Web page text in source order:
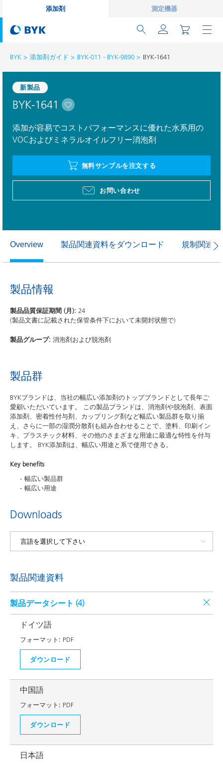
添加剤 測定機器
BYK 添加剤ガイド BYK-011 - BYK-9890 BYK-1641
新製品
BYK-1641
添加が容易でコストパフォーマンスに優れた水系用の
VOCおよびミネラルオイルフリー消泡剤
無料サンプルを注文する
お問い合わせ
Overview 製品関連資料をダウンロード 規制関連
製品情報
製品品質保証期間 (月): 24
(製品文書に記載された保管条件下において未開封状態で)
製品グループ: 消泡剤および脱泡剤
製品群
BYKブランドは、当社の幅広い添加剤のトップブランドとして長年ご
愛顧いただいています。 この製品ブランドは、消泡剤や脱泡剤、表面
添加剤、密着性付与剤、カップリング剤など幅広い製品群を取り揃
え、さらに一部の湿潤分散剤も組み合わせることで、塗料、印刷イン
キ、プラスチック材料、その他のさまざまな用途に最適な特性を付与
します。 BYK添加剤は、幅広い用途と系で使用できる。
Key benefits
幅広い製品群
幅広い用途
Downloads
製品関連資料
製品データシート (4)
ドイツ語
フォーマット: PDF
ダウンロード
中国語
フォーマット: PDF
ダウンロード
日本語